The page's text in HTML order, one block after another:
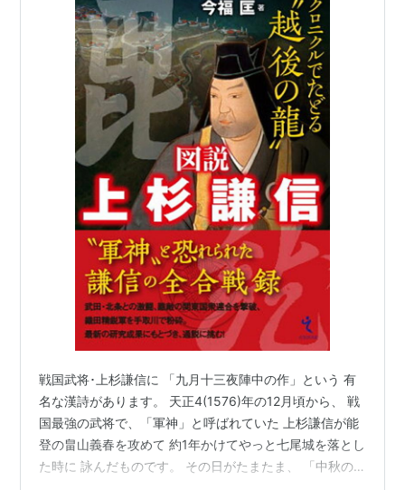
戦国武将･上杉謙信に 「九月十三夜陣中の作」という 有
名な漢詩があります。 天正4(1576)年の12月頃から、 戦
国最強の武将で、「軍神」と呼ばれていた 上杉謙信が能
登の畠山義春を攻めて 約1年かけてやっと七尾城を落とし
た時に 詠んだものです。 その日がたまたま、 「中秋の